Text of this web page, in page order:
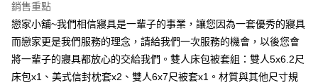
Google Pay
AFTEE先享後付
相關說明
【關於「AFTEE先享後付」】
銷售重點
戀家小舖~我們相信寢具是一輩子的事業，讓您因為一套優秀的寢具
而戀家更是我們服務的理念，請給我們一次服務的機會，以後您會
將一輩子的寢具都放心的交給我們。雙人床包被套組：雙人5x6.2尺
床包x1、美式信封枕套x2、雙人6x7尺被套x1。材質與其他尺寸規